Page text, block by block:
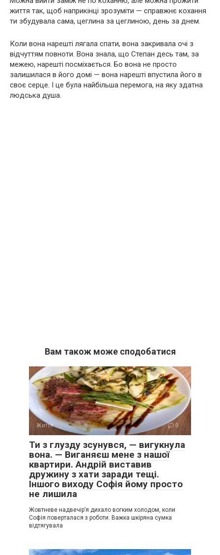
життя так, щоб наприкінці зрозуміти — справжнє кохання
ти збудувала сама, цеглина за цеглиною, день за днем.
Коли вона нарешті лягала спати, вона закривала очі з
відчуттям повноти. Вона знала, що Степан десь там, за
межею, нарешті посміхається. Бо вона не просто
залишилася в його домі — вона нарешті впустила його в
своє серце. І це була найбільша перемога, на яку здатна
людська душа.
Вам також може сподобатися
Життя 0
Ти з глузду зсунувся, — вигукнула
вона. — Виганяєш мене з нашої
квартири. Андрій виставив
дружину з хати заради тещі.
Іншого виходу Софія йому просто
не лишила
Жовтневе надвечір’я дихало вогким холодом, коли
Софія поверталася з роботи. Важка шкіряна сумка
відтягувала